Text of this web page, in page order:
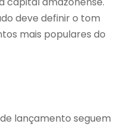
deve definir o tom
mais populares do
lançamento seguem